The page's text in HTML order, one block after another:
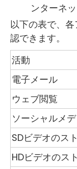
ンターネ
以下の表で、
認できます。
活動
電子メール
ウェブ閲覧
ソーシャルメ
SDビデオのス
HDビデオのス